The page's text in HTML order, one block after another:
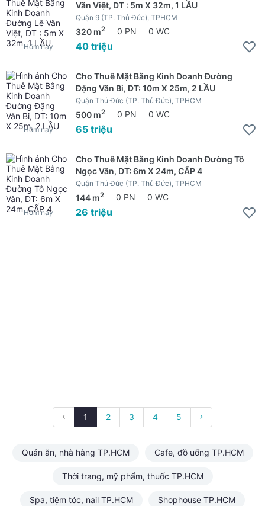
Văn Việt, DT : 5m X 32m, 1 LẦU
Quận 9 (TP. Thủ Đức), TPHCM
320 m2 0 PN 0 WC
40 triệu
Hôm nay
Cho Thuê Mặt Bằng Kinh Doanh Đường
Đặng Văn Bi, DT: 10m X 25m, 2 LẦU
Quận Thủ Đức (TP. Thủ Đức), TPHCM
500 m2 0 PN 0 WC
65 triệu
Hôm nay
Cho Thuê Mặt Bằng Kinh Doanh Đường Tô
Ngọc Vân, DT: 6m X 24m, CẤP 4
Quận Thủ Đức (TP. Thủ Đức), TPHCM
144 m2 0 PN 0 WC
26 triệu
Hôm nay
1 2 3 4 5
Quán ăn, nhà hàng TP.HCM Cafe, đồ uống TP.HCM
Thời trang, mỹ phẩm, thuốc TP.HCM
Spa, tiệm tóc, nail TP.HCM Shophouse TP.HCM